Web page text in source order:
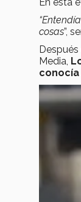
cosas”,
Media,
conocía